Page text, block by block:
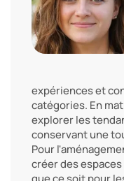
expériences et
catégories. En
explorer les
conservant une
Pour
créer des